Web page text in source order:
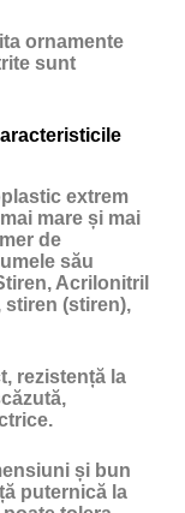
ornamente
sunt
extrem
mare și mai
de
său
Acrilonitril
stiren (stiren),
rezistență la
și bun
puternică la